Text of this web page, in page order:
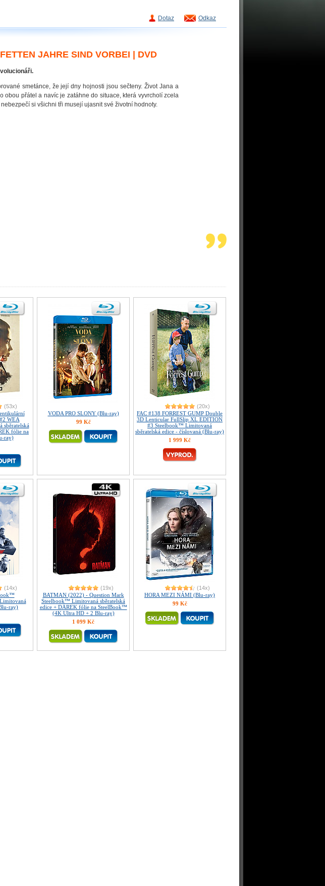
Dotaz Odkaz
JAHRE SIND VORBEI | DVD
smetánce, že její dny hojnosti jsou sečteny. Život Jana a
obou přátel a navíc je zatáhne do situace, která vyvrcholí zcela
si všichni tři musejí ujasnit své životní hodnoty.
(53x)
WEA
sběratelská
fólie na
ray)
VODA PRO SLONY (Blu-ray)
99 Kč
(20x)
FAC #138 FORREST GUMP Double
3D Lenticular FullSlip XL EDITION
#3 Steelbook™ Limitovaná
sběratelská edice - číslovaná (Blu-ray)
1 999 Kč
(14x)
ray)
(19x)
BATMAN (2022) - Question Mark
Steelbook™ Limitovaná sběratelská
edice + DÁREK fólie na SteelBook™
(4K Ultra HD + 2 Blu-ray)
1 099 Kč
(14x)
HORA MEZI NÁMI (Blu-ray)
99 Kč